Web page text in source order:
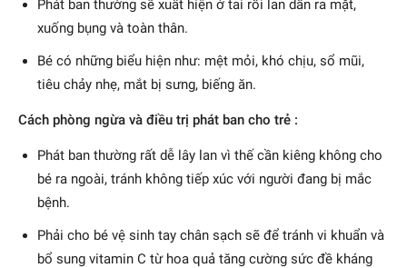
Phát ban thường sẽ xuất hiện ở tai rồi lan dần ra mặt,
xuống bụng và toàn thân.
Bé có những biểu hiện như: mệt mỏi, khó chịu, sổ mũi,
tiêu chảy nhẹ, mắt bị sưng, biếng ăn.
Cách phòng ngừa và điều trị phát ban cho trẻ :
Phát ban thường rất dễ lây lan vì thế cần kiêng không cho
bé ra ngoài, tránh không tiếp xúc với người đang bị mắc
bệnh.
Phải cho bé vệ sinh tay chân sạch sẽ để tránh vi khuẩn và
bổ sung vitamin C từ hoa quả tăng cường sức đề kháng